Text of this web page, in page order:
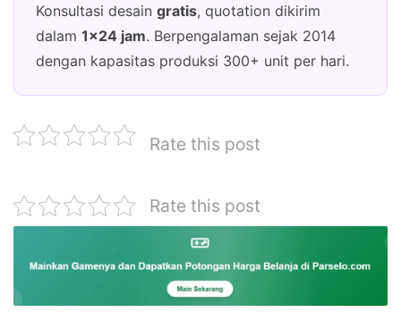
Konsultasi desain gratis, quotation dikirim
dalam 1×24 jam. Berpengalaman sejak 2014
dengan kapasitas produksi 300+ unit per hari.
Rate this post
Rate this post